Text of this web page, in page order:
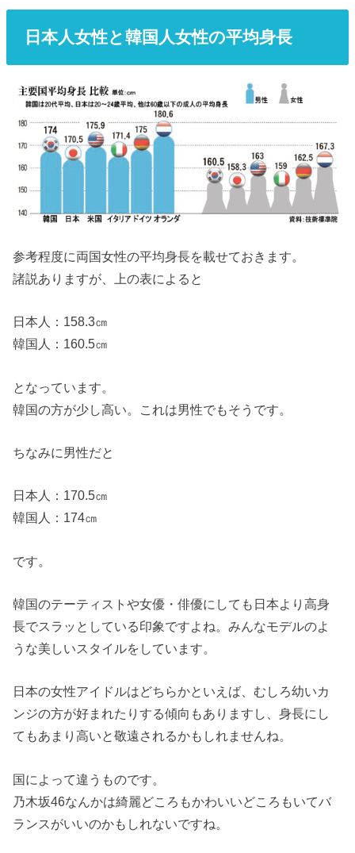
日本人女性と韓国人女性の平均身長
参考程度に両国女性の平均身長を載せておきます。
諸説ありますが、上の表によると
日本人：158.3㎝
韓国人：160.5㎝
となっています。
韓国の方が少し高い。これは男性でもそうです。
ちなみに男性だと
日本人：170.5㎝
韓国人：174㎝
です。
韓国のテーティストや女優・俳優にしても日本より高身
長でスラッとしている印象ですよね。みんなモデルのよ
うな美しいスタイルをしています。
日本の女性アイドルはどちらかといえば、むしろ幼いカ
ンジの方が好まれたりする傾向もありますし、身長にし
てもあまり高いと敬遠されるかもしれませんね。
国によって違うものです。
乃木坂46なんかは綺麗どころもかわいいどころもいてバ
ランスがいいのかもしれないですね。